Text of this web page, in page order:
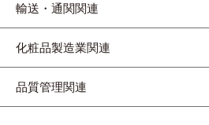
輸送・通関関連
化粧品製造業関連
品質管理関連